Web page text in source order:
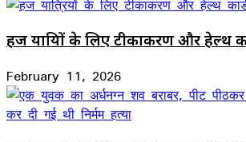
हज यात्रियों के लिए टीकाकरण और हेल्थ
February 11, 2026